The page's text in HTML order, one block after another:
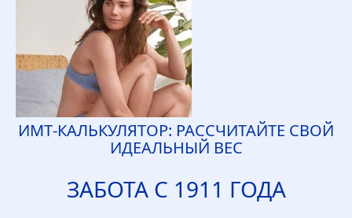
ИМТ‑КАЛЬКУЛЯТОР: РАССЧИТАЙТЕ СВОЙ
ИДЕАЛЬНЫЙ ВЕС
ЗАБОТА С 1911 ГОДА